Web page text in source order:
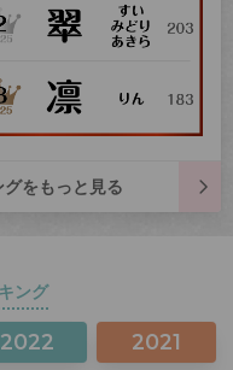
をもっと見る
ング
2022 2021